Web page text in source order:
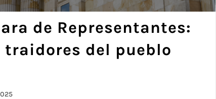
de Representantes:
traidores del pueblo